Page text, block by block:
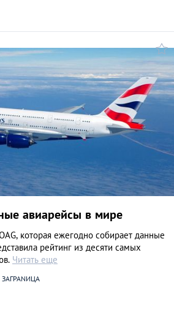
авиарейсы в мире
которая ежегодно собирает данные
рейтинг из десяти самых
Читать еще
ЗАГРАNИЦА